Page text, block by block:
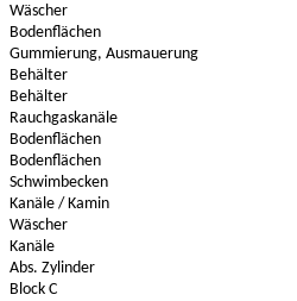
Wäscher
Bodenflächen
Gummierung, Ausmauerung
Behälter
Behälter
Rauchgaskanäle
Bodenflächen
Bodenflächen
Schwimbecken
Kanäle / Kamin
Wäscher
Kanäle
Abs. Zylinder
Block C